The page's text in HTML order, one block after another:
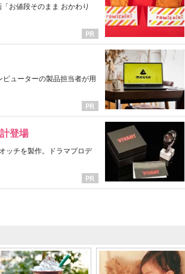
お値段そのまま おかわり
ューターの製品担当者が用
登場
ッチを製作。ドラマプロデ